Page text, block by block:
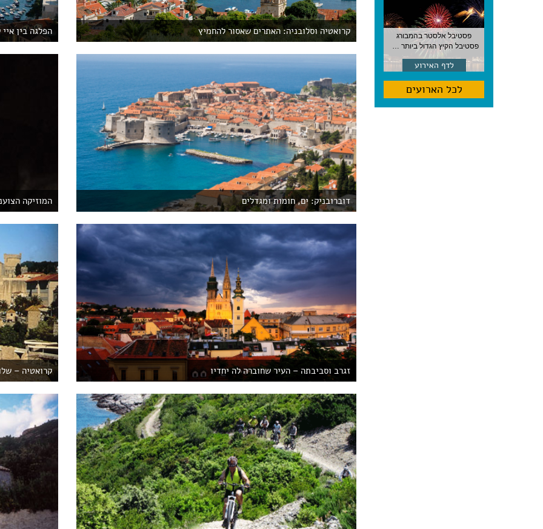
פסטיבל אלסטר בהמבורג
פסטיבל הקיץ הגדול ביותר בהמבורג, סוף אוגוסט, גרמניה
לדף האירוע
לכל הארועים
קרואטיה וסלובניה: האתרים שאסור להחמיץ הפלגה בין
דוברובניק: ים, חומות ומגדלים המוזיקה
זגרב וסביבתה – העיר שחוברה לה יחדיו קרואטיה –